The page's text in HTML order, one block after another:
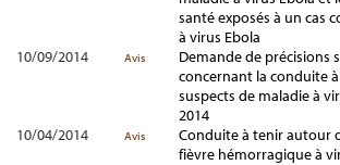
santé exposés à un cas
à virus Ebola
10/09/2014
Avis
Demande de précisions
concernant la conduite
suspects de maladie à
2014
10/04/2014
Avis
Conduite à tenir autour
fièvre hémorragique à